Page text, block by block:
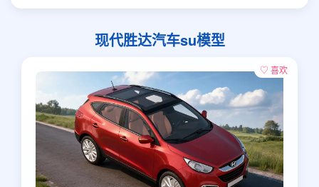
现代胜达汽车su模型
♡ 喜欢